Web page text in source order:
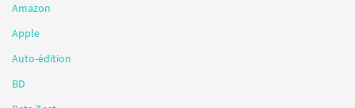
Amazon
Apple
Auto-édition
BD